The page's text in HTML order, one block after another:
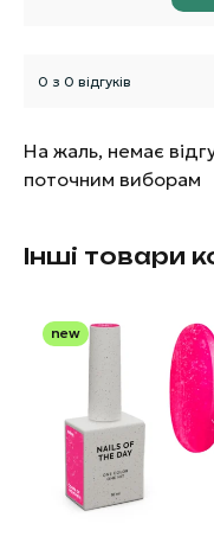
0 з 0 відгуків
На жаль, немає
поточним виборам
Інші товари
new